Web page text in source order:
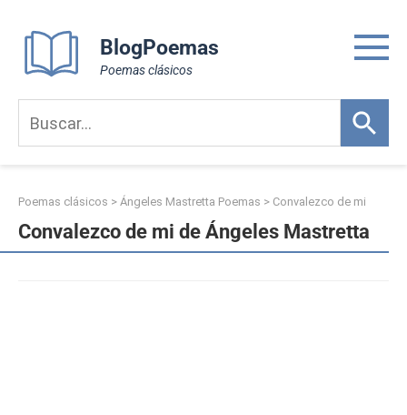
content
BlogPoemas
Poemas clásicos
Poemas clásicos > Ángeles Mastretta Poemas > Convalezco de mi
Convalezco de mi de Ángeles Mastretta